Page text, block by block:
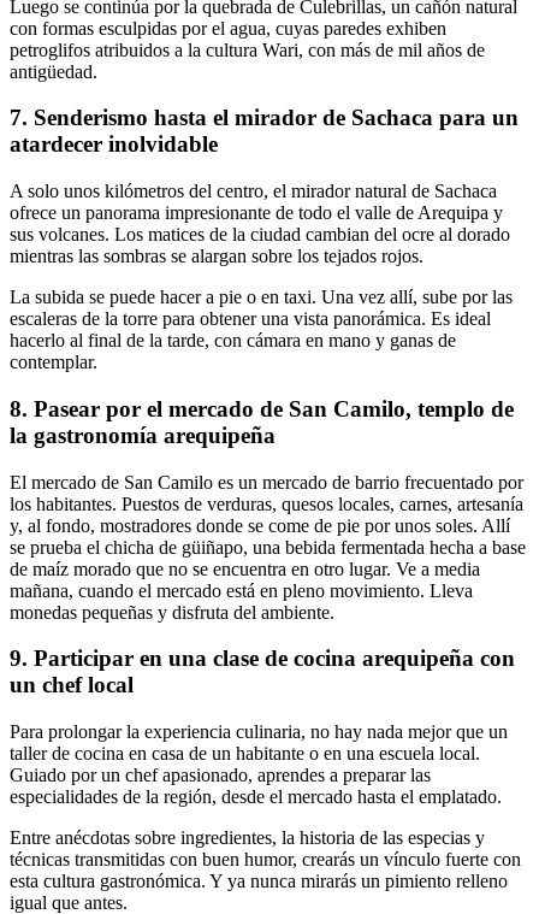
Luego se continúa por la quebrada de Culebrillas, un cañón natural
con formas esculpidas por el agua, cuyas paredes exhiben
petroglifos atribuidos a la cultura Wari, con más de mil años de
antigüedad.
7. Senderismo hasta el mirador de Sachaca para un
atardecer inolvidable
A solo unos kilómetros del centro, el mirador natural de Sachaca
ofrece un panorama impresionante de todo el valle de Arequipa y
sus volcanes. Los matices de la ciudad cambian del ocre al dorado
mientras las sombras se alargan sobre los tejados rojos.
La subida se puede hacer a pie o en taxi. Una vez allí, sube por las
escaleras de la torre para obtener una vista panorámica. Es ideal
hacerlo al final de la tarde, con cámara en mano y ganas de
contemplar.
8. Pasear por el mercado de San Camilo, templo de
la gastronomía arequipeña
El mercado de San Camilo es un mercado de barrio frecuentado por
los habitantes. Puestos de verduras, quesos locales, carnes, artesanía
y, al fondo, mostradores donde se come de pie por unos soles. Allí
se prueba el chicha de güiñapo, una bebida fermentada hecha a base
de maíz morado que no se encuentra en otro lugar. Ve a media
mañana, cuando el mercado está en pleno movimiento. Lleva
monedas pequeñas y disfruta del ambiente.
9. Participar en una clase de cocina arequipeña con
un chef local
Para prolongar la experiencia culinaria, no hay nada mejor que un
taller de cocina en casa de un habitante o en una escuela local.
Guiado por un chef apasionado, aprendes a preparar las
especialidades de la región, desde el mercado hasta el emplatado.
Entre anécdotas sobre ingredientes, la historia de las especias y
técnicas transmitidas con buen humor, crearás un vínculo fuerte con
esta cultura gastronómica. Y ya nunca mirarás un pimiento relleno
igual que antes.